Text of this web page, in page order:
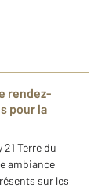
rendez-
pour la
21 Terre du
ambiance
sur les